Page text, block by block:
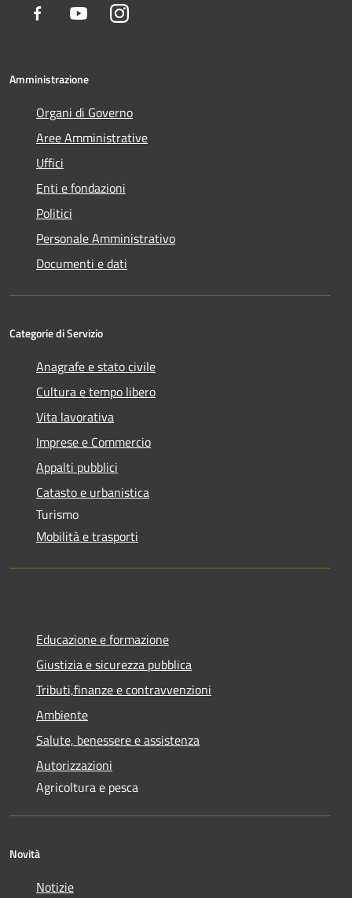
Facebook YoutubeInstagram
Amministrazione
Organi di Governo
Aree Amministrative
Uffici
Enti e fondazioni
Politici
Personale Amministrativo
Documenti e dati
Categorie di Servizio
Anagrafe e stato civile
Cultura e tempo libero
Vita lavorativa
Imprese e Commercio
Appalti pubblici
Catasto e urbanistica
Turismo
Mobilità e trasporti
Educazione e formazione
Giustizia e sicurezza pubblica
Tributi,finanze e contravvenzioni
Ambiente
Salute, benessere e assistenza
Autorizzazioni
Agricoltura e pesca
Novità
Notizie